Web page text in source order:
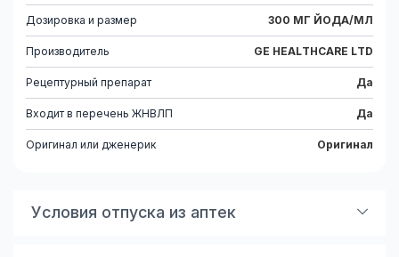
Дозировка и размер 300 МГ ЙОДА/МЛ
Производитель GE HEALTHCARE LTD
Рецептурный препарат Да
Входит в перечень ЖНВЛП Да
Оригинал или дженерик Оригинал
Условия отпуска из аптек